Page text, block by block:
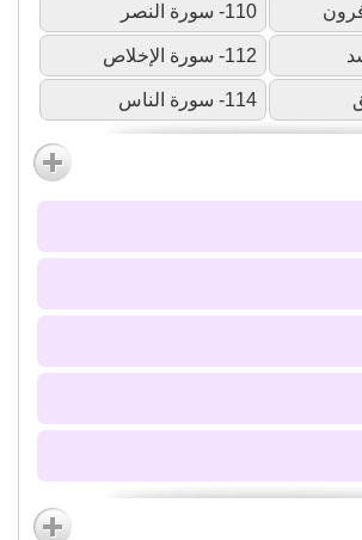
110- سورة النصر
112- سورة الإخلاص
114- سورة الناس